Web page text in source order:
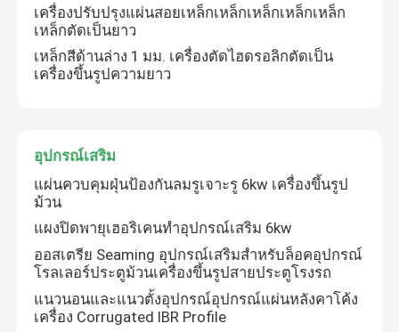
เครื่องปรับปรุงแผ่นสอยเหล็กเหล็กเหล็กเหล็กเหล็ก
เหล็กตัดเป็นยาว
เหล็กสีด้านล่าง 1 มม. เครื่องตัดไฮดรอลิกตัดเป็น
เครื่องขึ้นรูปความยาว
อุปกรณ์เสริม
แผ่นควบคุมฝุ่นป้องกันลมรูเจาะรู 6kw เครื่องขึ้นรูป
ม้วน
แผงปิดพายุเฮอริเคนทำอุปกรณ์เสริม 6kw
ออสเตรีย Seaming อุปกรณ์เสริมสำหรับล็อคอุปกรณ์
โรลเลอร์ประตูม้วนเครื่องขึ้นรูปสายประตูโรงรถ
แนวนอนและแนวตั้งอุปกรณ์อุปกรณ์แผ่นหลังคาโค้ง
เครื่อง Corrugated IBR Profile